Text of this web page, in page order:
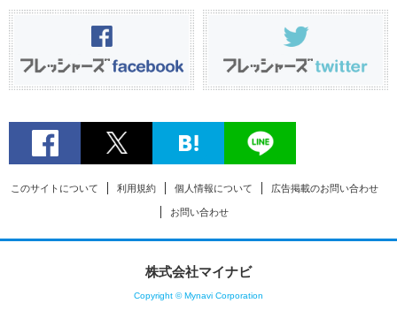
このサイトについて 利用規約 個人情報について 広告掲載のお問い合わせ
お問い合わせ
株式会社マイナビ
Copyright © Mynavi Corporation